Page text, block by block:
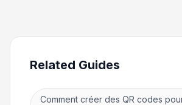
Related Guides
Comment créer des QR codes